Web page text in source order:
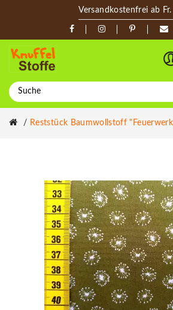
Versandkostenfrei ab
Reststück Baumwollstoff